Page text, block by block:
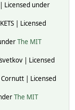
Licensed under
| Licensed
The MIT
| Licensed
| Licensed
The MIT